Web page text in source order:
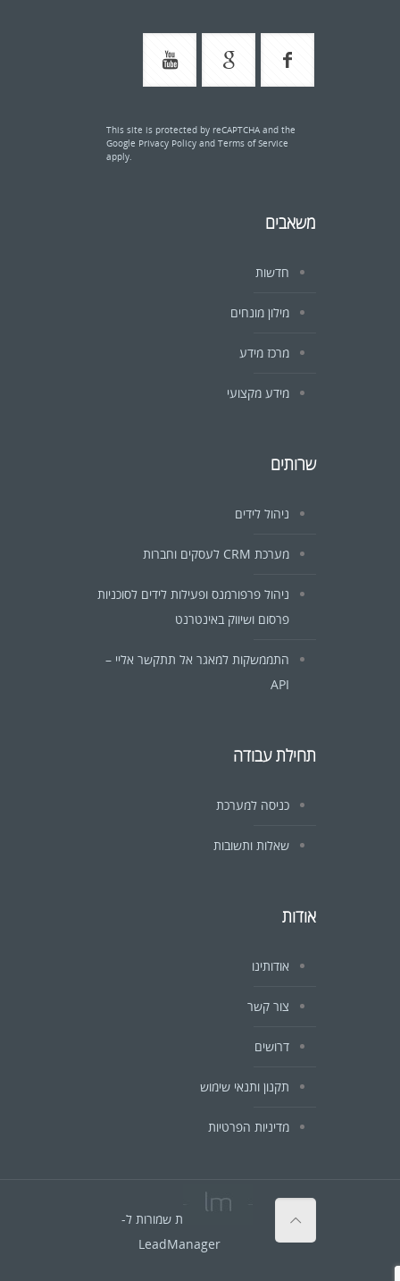
This site is protected by reCAPTCHA and the
Google Privacy Policy and Terms of Service
apply.
משאבים
חדשות
מילון מונחים
מרכז מידע
מידע מקצועי
שרותים
ניהול לידים
מערכת CRM לעסקים וחברות
ניהול פרפורמנס ופעילות לידים לסוכניות
פרסום ושיווק באינטרנט
התממשקות למאגר אל תתקשר אליי –
API
תחילת עבודה
כניסה למערכת
שאלות ותשובות
אודות
אודותינו
צור קשר
דרושים
תקנון ותנאי שימוש
מדיניות הפרטיות
© כל הזכויות שמורות ל-
LeadManager